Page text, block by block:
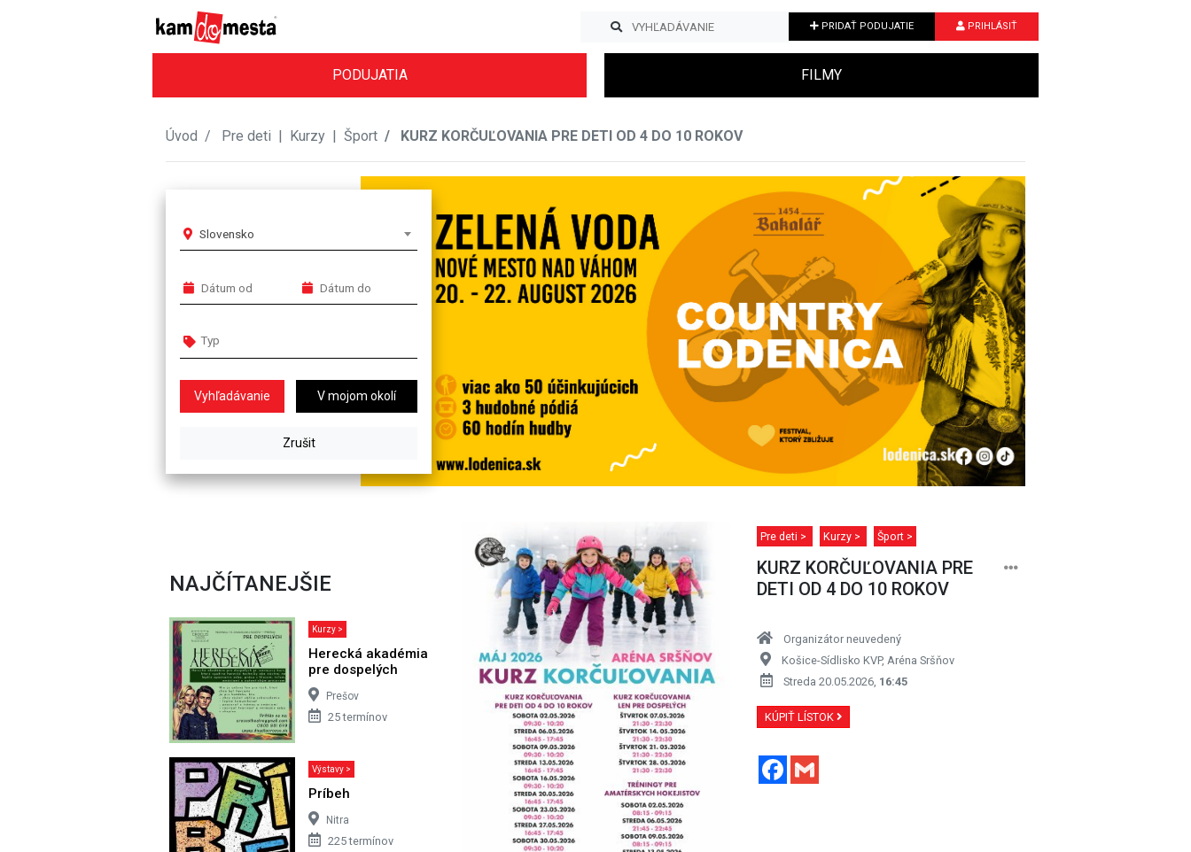
PRIDAŤ PODUJATIE PRIHLÁSIŤ
PODUJATIA FILMY
Úvod Pre deti | Kurzy | Šport KURZ KORČUĽOVANIA PRE DETI OD 4 DO 10 ROKOV
Slovensko
V mojom okolí
Next
NAJČÍTANEJŠIE
Kurzy >
Herecká akadémia
pre dospelých
Prešov
25 termínov
Výstavy >
Príbeh
Nitra
225 termínov
Pre deti > Kurzy > Šport >
KURZ KORČUĽOVANIA PRE
DETI OD 4 DO 10 ROKOV
Organizátor neuvedený
Košice-Sídlisko KVP, Aréna Sršňov
Streda 20.05.2026, 16:45
KÚPIŤ LÍSTOK
Facebook